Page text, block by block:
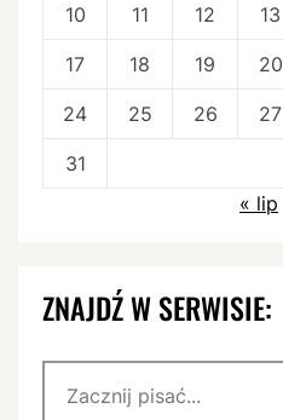
10 11 12 13
17 18 19 20
24 25 26 27
31
« lip
ZNAJDŹ W SERWISIE: